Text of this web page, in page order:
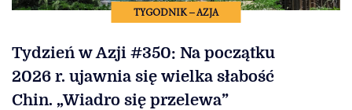
TYGODNIK – AZJA
Tydzień w Azji #350: Na początku
2026 r. ujawnia się wielka słabość
Chin. „Wiadro się przelewa”